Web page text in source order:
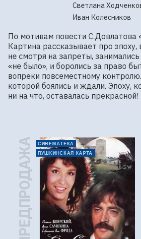
Светлана
Иван Колесников
По мотивам повести С.Довлатова
Картина рассказывает про эпоху,
не смотря на запреты,
«не было», и боролись за право
вопреки повсеместному
которой боялись и ждали. Эпоху,
ни на что, оставалась прекрасной!
ПРЕДПРОДАЖА
СИНЕМАТЕКА
ПУШКИНСКАЯ КАРТА